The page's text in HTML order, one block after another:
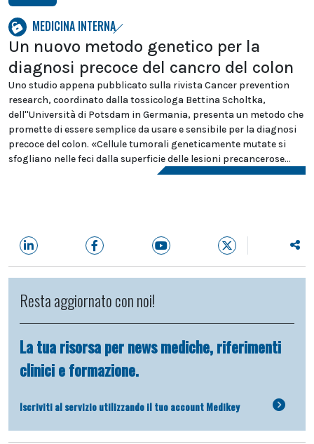
MEDICINA INTERNA
Un nuovo metodo genetico per la
diagnosi precoce del cancro del colon
Uno studio appena pubblicato sulla rivista Cancer prevention
research, coordinato dalla tossicologa Bettina Scholtka,
dell''Università di Potsdam in Germania, presenta un metodo che
promette di essere semplice da usare e sensibile per la diagnosi
precoce del colon. «Cellule tumorali geneticamente mutate si
sfogliano nelle feci dalla superficie delle lesioni precancerose...
Resta aggiornato con noi!
La tua risorsa per news mediche, riferimenti
clinici e formazione.
Iscriviti al servizio utilizzando il tuo account Medikey